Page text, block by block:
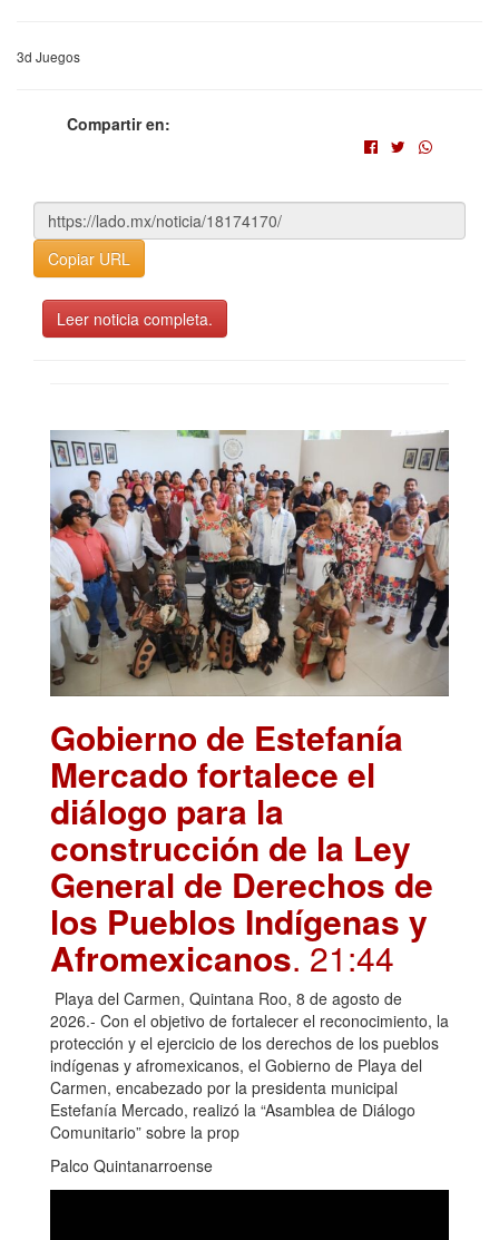
3d Juegos
Compartir en:
Copiar URL
Leer noticia completa.
Gobierno de Estefanía
Mercado fortalece el
diálogo para la
construcción de la Ley
General de Derechos de
los Pueblos Indígenas y
Afromexicanos. 21:44
Playa del Carmen, Quintana Roo, 8 de agosto de
2026.- Con el objetivo de fortalecer el reconocimiento, la
protección y el ejercicio de los derechos de los pueblos
indígenas y afromexicanos, el Gobierno de Playa del
Carmen, encabezado por la presidenta municipal
Estefanía Mercado, realizó la “Asamblea de Diálogo
Comunitario” sobre la prop
Palco Quintanarroense